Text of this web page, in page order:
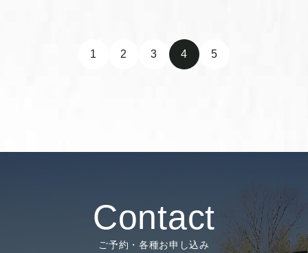
1 2 3 4 5
Contact
ご予約・各種お申し込み